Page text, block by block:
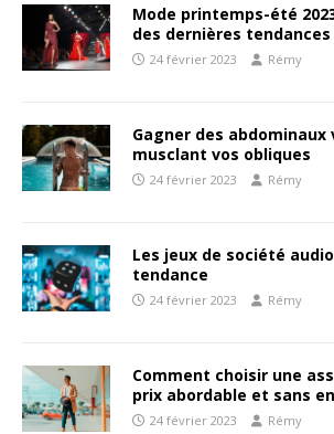
Mode printemps-été
des dernières
24 février 2023 Rémy
Gagner des abdominaux
musclant vos obliques
24 février 2023 Rémy
Les jeux de société
tendance
24 février 2023 Rémy
Comment choisir une
prix abordable et sans
24 février 2023 Rémy